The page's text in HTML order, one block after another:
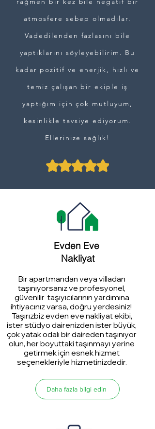
atmosfere sebep olmadılar.
Vadedilenden fazlasını bile
yaptıklarını söyleyebilirim. Bu
kadar pozitif ve enerjik, hızlı ve
temiz çalışan bir ekiple iş
yaptığım için çok mutluyum,
kesinlikle tavsiye ediyorum.
Ellerinize sağlık!
Evden Eve
Nakliyat
Bir apartmandan veya villadan
taşınıyorsanız ve profesyonel,
güvenilir taşıyıcılarının yardımına
ihtiyacınız varsa, doğru yerdesiniz!
Taşırızbiz evden eve nakliyat ekibi,
ister stüdyo dairenizden ister büyük,
çok yatak odalı bir daireden taşınıyor
olun, her boyuttaki taşınmayı yerine
getirmek için esnek hizmet
seçenekleriyle hizmetinizdedir.
Daha fazla bilgi edin